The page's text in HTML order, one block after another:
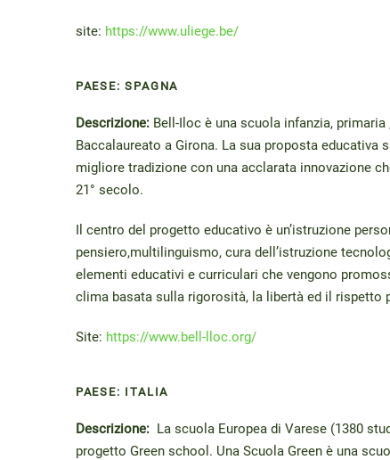
site: https://www.uliege.be/
PAESE: SPAGNA
Descrizione: Bell-Iloc è una scuola infanzia,
Baccalaureato a Girona. La sua proposta educativa
migliore tradizione con una acclarata innovazione
21° secolo.
Il centro del progetto educativo è un’istruzione
pensiero,multilinguismo, cura dell’istruzione
elementi educativi e curriculari che vengono
clima basata sulla rigorosità, la libertà ed il rispetto
Site: https://www.bell-lloc.org/
PAESE: ITALIA
Descrizione: La scuola Europea di Varese (1380
progetto Green school. Una Scuola Green è una